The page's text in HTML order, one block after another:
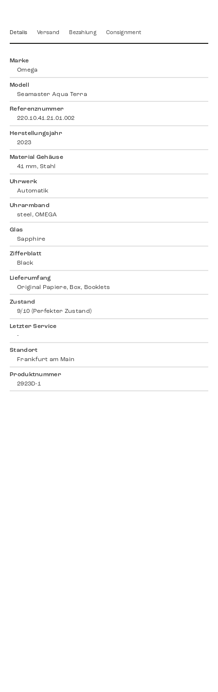
Details Versand Bezahlung Consignment
Marke
Omega
Modell
Seamaster Aqua Terra
Referenznummer
220.10.41.21.01.002
Herstellungsjahr
2023
Material Gehäuse
41 mm, Stahl
Uhrwerk
Automatik
Uhrarmband
steel, OMEGA
Glas
Sapphire
Zifferblatt
Black
Lieferumfang
Original Papiere, Box, Booklets
Zustand
9/10 (Perfekter Zustand)
Letzter Service
-
Standort
Frankfurt am Main
Produktnummer
2923D-1